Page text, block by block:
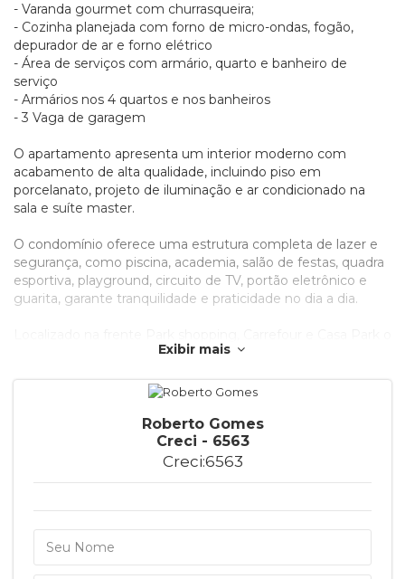
- Varanda gourmet com churrasqueira;
- Cozinha planejada com forno de micro-ondas, fogão,
depurador de ar e forno elétrico
- Área de serviços com armário, quarto e banheiro de
serviço
- Armários nos 4 quartos e nos banheiros
- 3 Vaga de garagem
O apartamento apresenta um interior moderno com
acabamento de alta qualidade, incluindo piso em
porcelanato, projeto de iluminação e ar condicionado na
sala e suíte master.
O condomínio oferece uma estrutura completa de lazer e
segurança, como piscina, academia, salão de festas, quadra
esportiva, playground, circuito de TV, portão eletrônico e
guarita, garante tranquilidade e praticidade no dia a dia.
Living Park Sul proporciona facilidade de deslocamento e
planejados, área de lazer completa e a valorização da região
quem busca qualidade de vida.
Entre em contato agora mesmo e agende sua visita para
conhecer esse excelente imóvel. Seu novo lar no PARK
O preço anunciado corresponde ao valor do aluguel mensal
líquido e só vale para os pagamentos realizados até o
vencimento. Ao valor do aluguel líquido é acrescido 10%,
Exibir mais
Roberto Gomes
Creci - 6563
Creci:6563